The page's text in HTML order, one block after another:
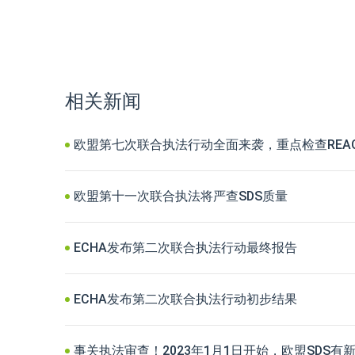
相关新闻
欧盟第七次联合执法行动全面来袭，重点检查
欧盟第十一次联合执法将严查SDS质量
ECHA发布第二次联合执法行动最终报告
ECHA发布第二次联合执法行动初步结果
事关执法审查！2023年1月1日开始，欧盟SDS有新